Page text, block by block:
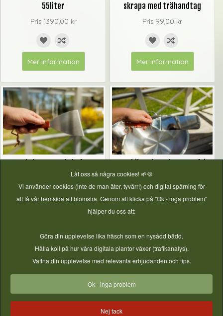
55liter
Pris 1390,00 kr
Mer information
skrapa med trähandtag
Pris 99,00 kr
Mer information
Stekskrapa med skaft –
rostfri med trähandtag
Pris99,00 kr
Stabil stekspade – rostfri
med trähandtag
Pris99,00 kr
Låt oss så några cookies! 🌱🍪
Vi använder cookies (inte de man äter, tyvärr!) och digital spårning för
att få vår hemsida att blomstra. Genom att klicka på "Ok - inga problem"
hjälper du oss att:
Göra din upplevelse lika fräsch som en nysådd bädd.
Hålla koll på hur våra digitala plantor växer (trafikanalys).
Vattna din upplevelse med relevanta erbjudanden och tips.
Ok - inga problem
Nej tack